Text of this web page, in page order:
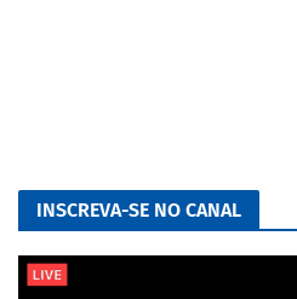
INSCREVA-SE NO CANAL